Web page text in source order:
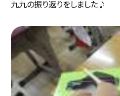
九九の振り返りをしました♪